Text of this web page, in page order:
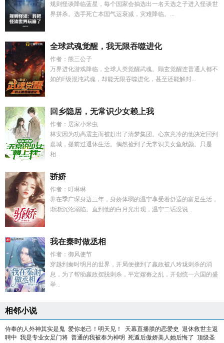
规则怪谈降临蓝星，每个国家会抽选出一名天选之子进入怪谈世
界拼杀。选手死亡本国气运衰减，灾难降临。...
全球武魂觉醒，我无限吞噬进化
作者：熊三公子
万界进化游戏降临，全球人类觉醒武魂。顾玄觉醒连普通人都不
如的F级混沌武魂，却能无限吞噬进化，甚至还能解封...
回乡隐居，无常识少女赖上我
作者：居家小米虫
林安因为功高震主而被赶出了清梦集团。心灰意冷的他决定回到
嘉城，提前过退休生活。偶然捡到了无常识美女鱼献颜。只是
相...
骄娇
作者：叮琳琳
养在季广琛身边三年，身娇体弱的温宁享受着舒适的富足生活，
渐渐沉沦溺陷。直到他的白月光出现，温宁二话没说...
我在秦时做丞相
作者：御风使节
穿越到秦时明月的世界，开局便接到了嬴政被八玲珑刺杀的消
息，为了帮助嬴政摆脱刺杀，平定嫪毐之乱，开创统一六国的盛
举...
相邻小说
侍奉的人外神其实是鬼 爱你老己！明天见！ 天幕直播朕的恋爱史 退休救世主返
聘中 我是专业女足门将 普通的我被奉为神明 死遁后傲娇美人她后悔了 顶级圣